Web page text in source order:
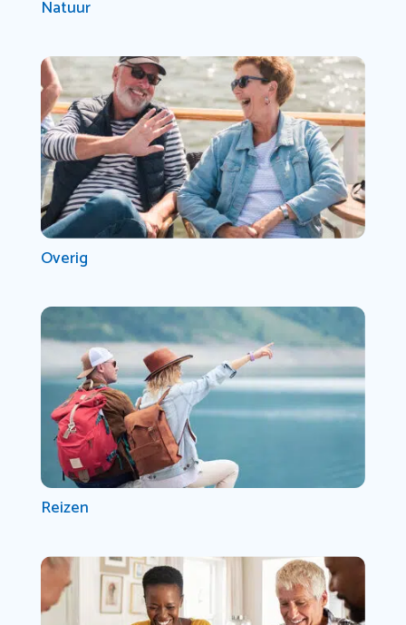
Natuur
Overig
Reizen